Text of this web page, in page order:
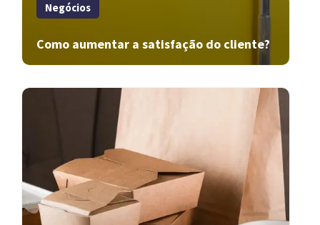
Negócios
Como aumentar a satisfação do cliente?